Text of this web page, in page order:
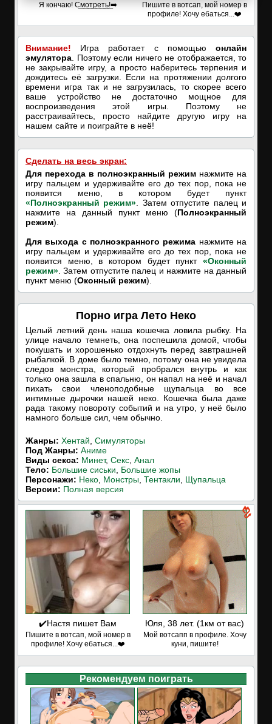
Я кончаю! С͟м͟о͟т͟р͟е͟т͟ь͟!➡️
Пишите в вотсап, мой номер в
профиле! Хочу ебаться...❤️
Внимание! Игра работает с помощью онлайн
эмулятора . Поэтому если ничего не отображается, то
не закрывайте игру, а просто наберитесь терпения и
дождитесь её загрузки. Если на протяжении долгого
времени игра так и не загрузилась, то скорее всего
ваше устройство не достаточно мощное для
воспроизведения этой игры. Поэтому не
расстраивайтесь, просто найдите другую игру на
нашем сайте и поиграйте в неё!
Сделать на весь экран:
Для перехода в полноэкранный режим нажмите на
игру пальцем и удерживайте его до тех пор, пока не
появится меню, в котором будет пункт
«Полноэкранный режим» . Затем отпустите палец и
нажмите на данный пункт меню (Полноэкранный
режим).
Для выхода с полноэкранного режима нажмите на
игру пальцем и удерживайте его до тех пор, пока не
появится меню, в котором будет пункт «Оконный
режим» . Затем отпустите палец и нажмите на данный
пункт меню (Оконный режим).
Порно игра Лето Неко
Целый летний день наша кошечка ловила рыбку. На
улице начало темнеть, она поспешила домой, чтобы
покушать и хорошенько отдохнуть перед завтрашней
рыбалкой. В доме было темно, потому она не увидела
следов монстра, который пробрался внутрь и как
только она зашла в спальню, он напал на неё и начал
пихать свои членоподобные щупальца во все
интимные дырочки нашей неко. Кошечка была даже
рада такому повороту событий и на утро, у неё было
намного больше сил, чем обычно.
Жанры: Хентай Симуляторы
Под Жанры: Аниме
Виды секса: Минет, Секс Анал
Тело: Большие сиськи
Большие жопы
Персонажи: Неко Монстры Тентакли
Щупальца
Версии: Полная версия
✔️Настя пишет Вам
Пишите в вотсап, мой номер в
профиле! Хочу ебаться...❤️
Юля, 38 лет. (1км от вас)
Мой вотсапп в профиле. Хочу
куни, пишите!
Рекомендуем поиграть